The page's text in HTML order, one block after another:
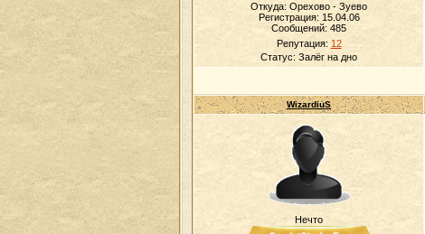
Откуда: Орехово - Зуево
Регистрация: 15.04.06
Сообщений: 485
Репутация: 12
Статус: Залёг на дно
WizardiuS
Нечто